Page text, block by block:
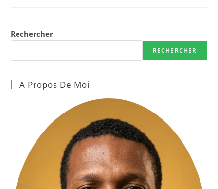
Rechercher
RECHERCHER
A Propos De Moi